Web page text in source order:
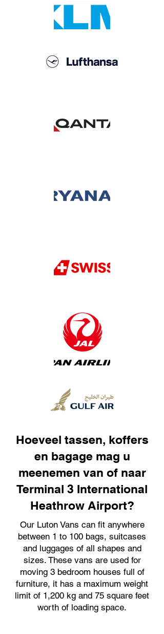
Hoeveel tassen, koffers
en bagage mag u
meenemen van of naar
Terminal 3 International
Heathrow Airport?
Our Luton Vans can fit anywhere
between 1 to 100 bags, suitcases
and luggages of all shapes and
sizes. These vans are used for
moving 3 bedroom houses full of
furniture, it has a maximum weight
limit of 1,200 kg and 75 square feet
worth of loading space.